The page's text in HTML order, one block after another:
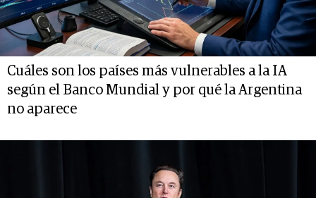
Cuáles son los países más vulnerables a la IA
según el Banco Mundial y por qué la Argentina
no aparece